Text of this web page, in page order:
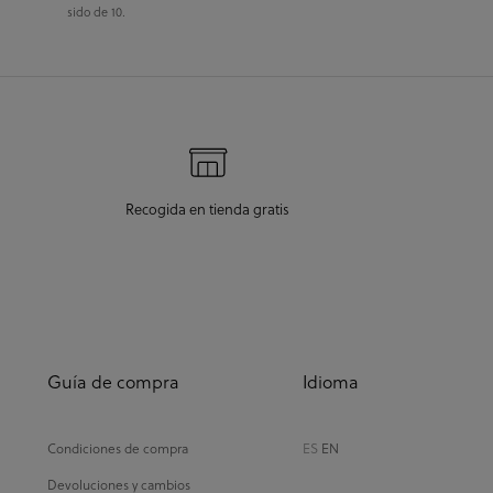
sido de 10.
Recogida en tienda gratis
Guía de compra
Condiciones de compra
Devoluciones y cambios
Idioma
ES EN